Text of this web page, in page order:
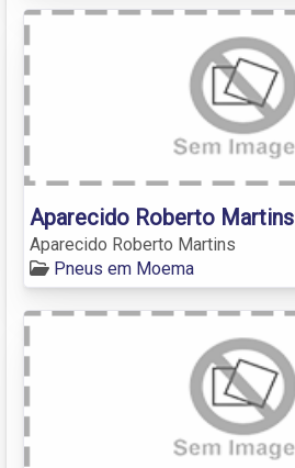
Aparecido Roberto Martins
Aparecido Roberto Martins
Pneus em Moema